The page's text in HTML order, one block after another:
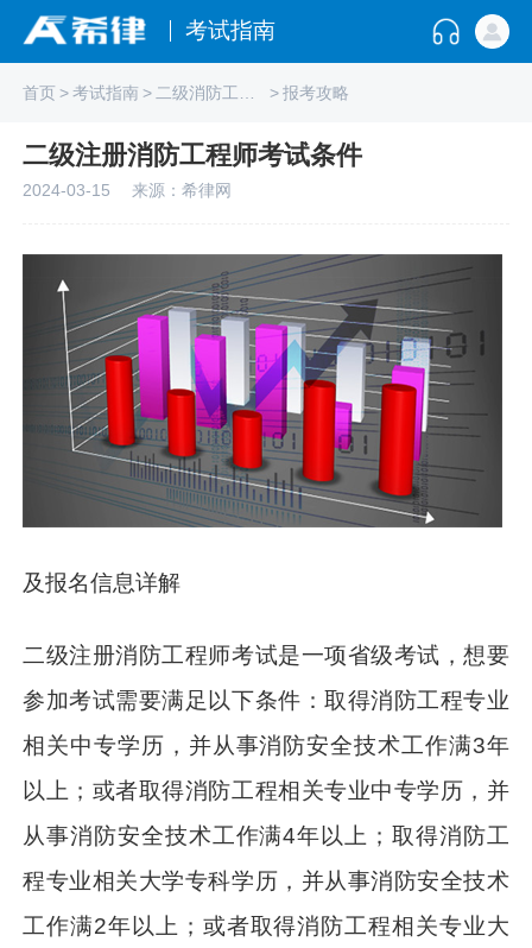
考试指南
首页>考试指南> > 报考攻略
二级注册消防工程师考试条件
2024-03-15 来源：希律网
及报名信息详解
二级注册消防工程师考试是一项省级考试，想要
参加考试需要满足以下条件：取得消防工程专业
相关中专学历，并从事消防安全技术工作满3年
以上；或者取得消防工程相关专业中专学历，并
从事消防安全技术工作满4年以上；取得消防工
程专业相关大学专科学历，并从事消防安全技术
工作满2年以上；或者取得消防工程相关专业大